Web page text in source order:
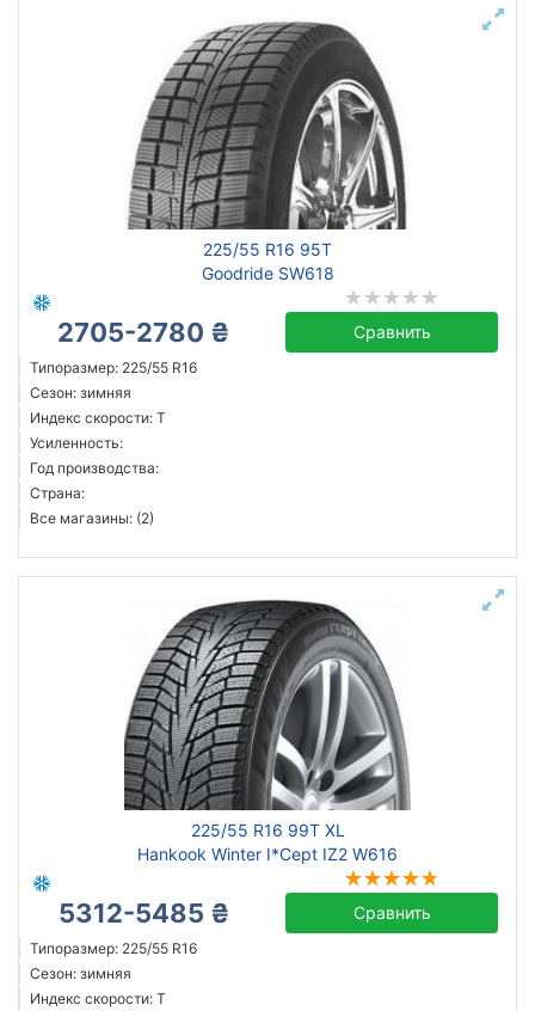
225/55 R16 95T
Goodride SW618
2705-2780 ₴ Сравнить
Типоразмер: 225/55 R16
Сезон: зимняя
Индекс скорости: T
Усиленность:
Год производства:
Страна:
Все магазины: (2)
225/55 R16 99T XL
Hankook Winter I*Cept IZ2 W616
5312-5485 ₴ Сравнить
Типоразмер: 225/55 R16
Сезон: зимняя
Индекс скорости: T